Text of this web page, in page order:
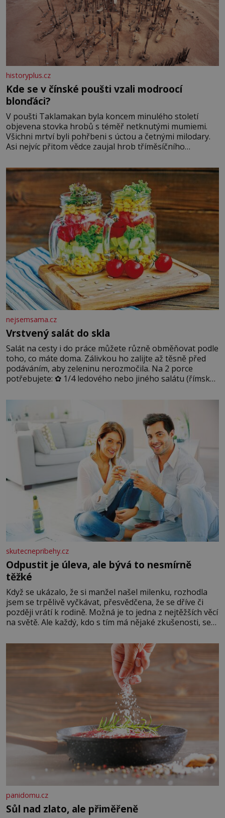
historyplus.cz
Kde se v čínské poušti vzali modroocí
blonďáci?
V poušti Taklamakan byla koncem minulého století
objevena stovka hrobů s téměř netknutými mumiemi.
Všichni mrtví byli pohřbeni s úctou a četnými milodary.
Asi nejvíc přitom vědce zaujal hrob tříměsíčního
blonďaté vlásky. Fakt, že jsou těla dávných lidí nesmírně
dobře zachovalá, přičítají odborníci zdejším klimatickým
podmínkám. Sucho, prosolené písky a extrémně
nejsemsama.cz
Vrstvený salát do skla
Salát na cesty i do práce můžete různě obměňovat podle
toho, co máte doma. Zálivkou ho zalijte až těsně před
podáváním, aby zeleninu nerozmočila. Na 2 porce
potřebujete: ✿ 1/4 ledového nebo jiného salátu (římský
okurky ✿ 2 rajčata Zálivka: ✿ 4 lžíce olivového oleje ✿ 1
lžíci citronové šťávy ✿ ½ stroužku
skutecnepribehy.cz
Odpustit je úleva, ale bývá to nesmírně
těžké
Když se ukázalo, že si manžel našel milenku, rozhodla
jsem se trpělivě vyčkávat, přesvědčena, že se dříve či
později vrátí k rodině. Možná je to jedna z nejtěžších věcí
na světě. Ale každý, kdo s tím má nějaké zkušenosti, se
Když se ke mně doneslo, že si manžel pořídil milenku,
panidomu.cz
Sůl nad zlato, ale přiměřeně